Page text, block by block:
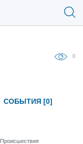
0
СОБЫТИЯ [0]
Проиcшествия